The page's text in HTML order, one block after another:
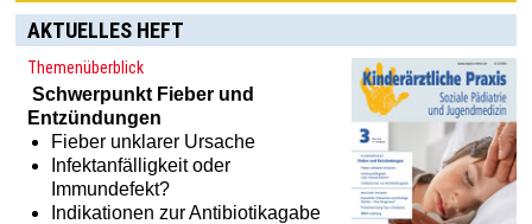
AKTUELLES HEFT
Themenüberblick
Schwerpunkt Fieber und
Entzündungen
Fieber unklarer Ursache
Infektanfälligkeit oder
Immundefekt?
Indikationen zur Antibiotikagabe